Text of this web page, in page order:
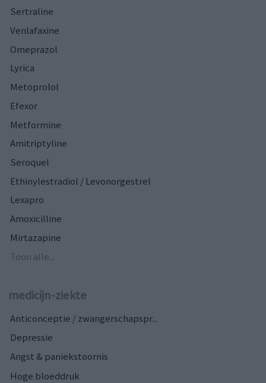
Sertraline
Venlafaxine
Omeprazol
Lyrica
Metoprolol
Efexor
Metformine
Amitriptyline
Seroquel
Ethinylestradiol / Levonorgestrel
Lexapro
Amoxicilline
Mirtazapine
Toon alle...
medicijn-ziekte
Anticonceptie / zwangerschapspr...
Depressie
Angst & paniekstoornis
Hoge bloeddruk